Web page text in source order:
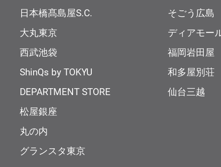
日本橋髙島屋S.C.
大丸東京
西武池袋
ShinQs by TOKYU
DEPARTMENT STORE
松屋銀座
丸の内
グランスタ東京
そごう広島
ディアモー
福岡岩田屋
和多屋別荘
仙台三越